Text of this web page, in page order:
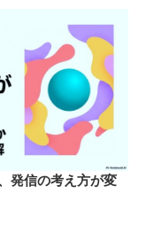
発信の考え方が変